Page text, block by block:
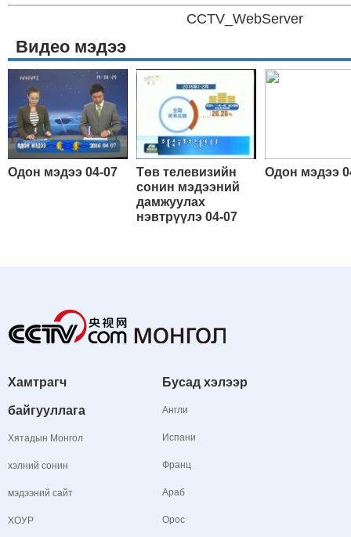
CCTV_WebServer
Видео мэдээ
Одон мэдээ 04-07
Төв телевизийн
сонин мэдээний
дамжуулах
нэвтрүүлэ 04-07
Одон мэдээ
Хамтрагч
байгууллага
Хятадын Монгол
хэлний сонин
мэдээний сайт
ХОУР
Бусад хэлээр
Англи
Испани
Франц
Араб
Орос